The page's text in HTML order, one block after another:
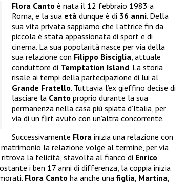
Flora Canto è nata il 12 febbraio 1983 a
Roma, e la sua età dunque è di 36 anni. Della
sua vita privata sappiamo che l’attrice fin da
piccola è stata appassionata di sport e di
cinema. La sua popolarità nasce per via della
sua relazione con Filippo Bisciglia, attuale
conduttore di Temptation Island. La storia
risale ai tempi della partecipazione di lui al
Grande Fratello. Tuttavia l’ex gieffino decise di
lasciare la Canto proprio durante la sua
permanenza nella casa più spiata d’Italia, per
via di un flirt avuto con un’altra concorrente.
Successivamente Flora inizia una relazione con
matrimonio la relazione volge al termine, per via
ritrova la felicità, stavolta al fianco di Enrico
i ben 17 anni di differenza, la coppia inizia
Flora Canto ha anche una figlia, Martina,